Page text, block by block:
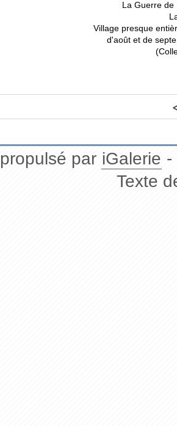
La Guerre de
Village presque
d'août et de
propulsé par iGalerie -
Texte